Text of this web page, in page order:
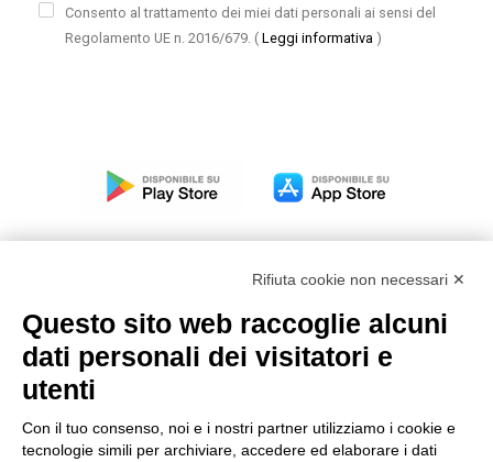
Consento al trattamento dei miei dati personali ai sensi del
Regolamento UE n. 2016/679. ( Leggi informativa )
Modello organizzativo, gestione e controllo – D. lgs.
231/2001
Condizioni generali di vendita DKC Power Solutions
Rifiuta cookie non necessari ✕
Questo sito web raccoglie alcuni
dati personali dei visitatori e
utenti
Con il tuo consenso, noi e i nostri partner utilizziamo i cookie e
tecnologie simili per archiviare, accedere ed elaborare i dati